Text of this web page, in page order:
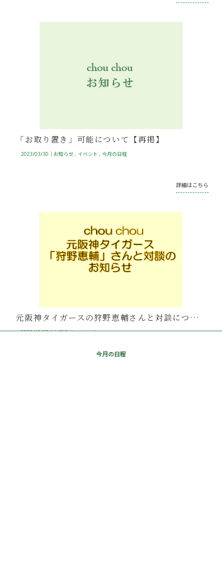
「お取り置き」可能について【再掲】
2023/03/30｜ お知らせ イベント 今月の日程
詳細はこちら
元阪神タイガースの狩野恵輔さんと対談について
2022/10/05｜お知らせ イベント
今月の日程